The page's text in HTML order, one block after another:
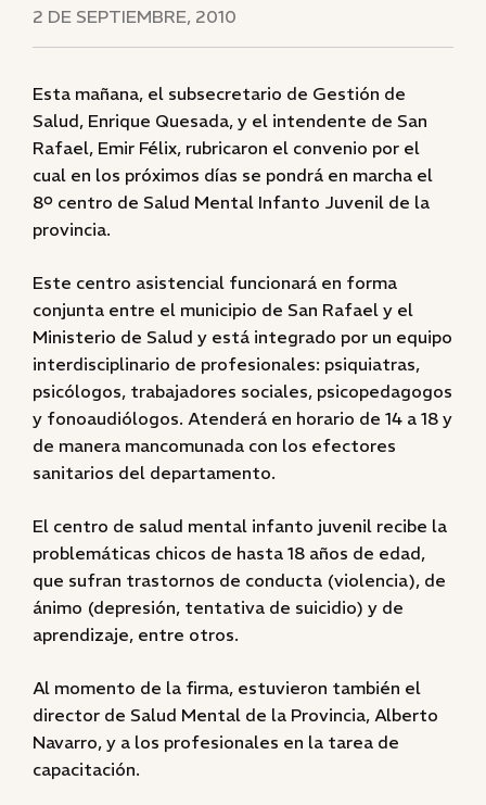
2 DE SEPTIEMBRE, 2010
Esta mañana, el subsecretario de Gestión de
Salud, Enrique Quesada, y el intendente de San
Rafael, Emir Félix, rubricaron el convenio por el
cual en los próximos días se pondrá en marcha el
8º centro de Salud Mental Infanto Juvenil de la
provincia.
Este centro asistencial funcionará en forma
conjunta entre el municipio de San Rafael y el
Ministerio de Salud y está integrado por un equipo
interdisciplinario de profesionales: psiquiatras,
psicólogos, trabajadores sociales, psicopedagogos
y fonoaudiólogos. Atenderá en horario de 14 a 18 y
de manera mancomunada con los efectores
sanitarios del departamento.
El centro de salud mental infanto juvenil recibe la
problemáticas chicos de hasta 18 años de edad,
que sufran trastornos de conducta (violencia), de
ánimo (depresión, tentativa de suicidio) y de
aprendizaje, entre otros.
Al momento de la firma, estuvieron también el
director de Salud Mental de la Provincia, Alberto
Navarro, y a los profesionales en la tarea de
capacitación.